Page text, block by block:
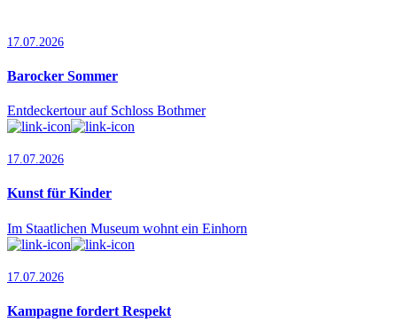
17.07.2026
Barocker Sommer
Entdeckertour auf Schloss Bothmer
17.07.2026
Kunst für Kinder
Im Staatlichen Museum wohnt ein Einhorn
17.07.2026
Kampagne fordert Respekt